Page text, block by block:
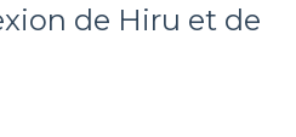
de Hiru et de